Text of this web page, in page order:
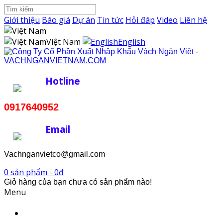
Giới thiệu Báo giá Dự án Tin tức Hỏi đáp Video Liên hệ
Việt Nam
English
Hotline
0917640952
Email
Vachnganvietco@gmail.com
0 sản phẩm - 0đ
Giỏ hàng của bạn chưa có sản phẩm nào!
Menu